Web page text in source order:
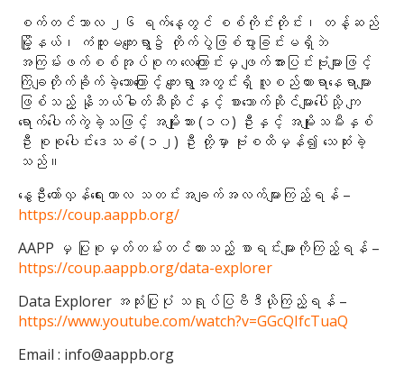
စက်တင်ဘာလ ၂၆ ရက်နေ့တွင် စစ်ကိုင်းတိုင်း၊ တန့်ဆည်
မြို့နယ်၊ ကံထူးမကျေးရွာ၌ တိုက်ပွဲဖြစ်ပွားခြင်းမရှိဘဲ
အကြမ်းဖက်စစ်အုပ်စုက လေကြောင်းမှ ဖျက်အားပြင်းဗုံးများဖြင့်
ကြဲချတိုက်ခိုက်ခဲ့သောကြောင့် ကျေးရွာအတွင်းရှိ လူစည်ကားရာနေရာများ
ဖြစ်သည့် နိုဘယ်ဓါတ်ဆီဆိုင်နှင့် စားသောက်ဆိုင်များပေါ်သို့ ကျ
ရောက်ပေါက်ကွဲခဲ့သဖြင့် အမျိုးသား (၁၀) ဦးနှင့် အမျိုးသမီးနှစ်
ဦး စုစုပေါင်းဒေသခံ (၁၂) ဦး တို့မှာ ဗုံးစထိမှန်၍ သေဆုံးခဲ့
သည်။
နွေဦးတော်လှန်ရေးကာလ သတင်းအချက်အလက်များကြည့်ရန် –
https://coup.aappb.org/
AAPP မှ ပြုစုမှတ်တမ်းတင်ထားသည့် စာရင်းများကိုကြည့်ရန် –
https://coup.aappb.org/data-explorer
Data Explorer အသုံးပြုပုံ သရုပ်ပြဗီဒီယိုကြည့်ရန် –
https://www.youtube.com/watch?v=GGcQIfcTuaQ
Email : info@aappb.org